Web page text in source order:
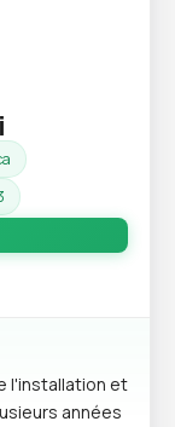
l'installation et
années